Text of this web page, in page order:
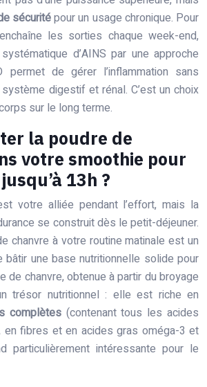
sécuritépour un usage chronique. Pour
les sorties chaque week-end,
d’AINS par une approche
de gérer l’inflammation sans
digestif et rénal. C’est un choix
sur le long terme.
la poudre de
votre smoothie pour
13h ?
votre alliée pendant l’effort, mais la
se construit dès le petit-déjeuner.
chanvre à votre routine matinale est un
une base nutritionnelle solide pour
de chanvre, obtenue à partir du broyage
trésor nutritionnel : elle est riche en
complètes(contenant tous les acides
en fibres et en acides gras oméga-3 et
particulièrement intéressante pour le